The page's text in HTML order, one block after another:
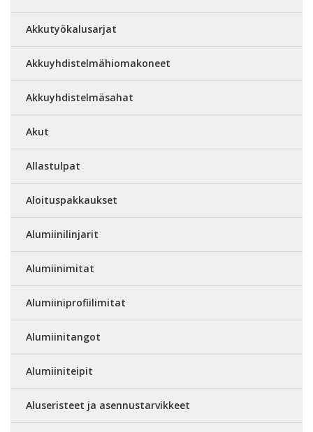
Akkutyökalusarjat
Akkuyhdistelmähiomakoneet
Akkuyhdistelmäsahat
Akut
Allastulpat
Aloituspakkaukset
Alumiinilinjarit
Alumiinimitat
Alumiiniprofiilimitat
Alumiinitangot
Alumiiniteipit
Aluseristeet ja asennustarvikkeet